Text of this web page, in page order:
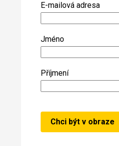
E-mailová adresa
Jméno
Příjmení